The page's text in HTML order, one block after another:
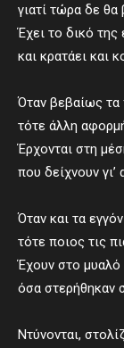
γιατί τώρα δε θα
Έχει το δικό της
και κρατάει και
Όταν βεβαίως τα
τότε άλλη
Έρχονται στη
που δείχνουν
Όταν και τα
τότε ποιος τις
Έχουν στο μυαλό
όσα στερήθηκαν
Ντύνονται,